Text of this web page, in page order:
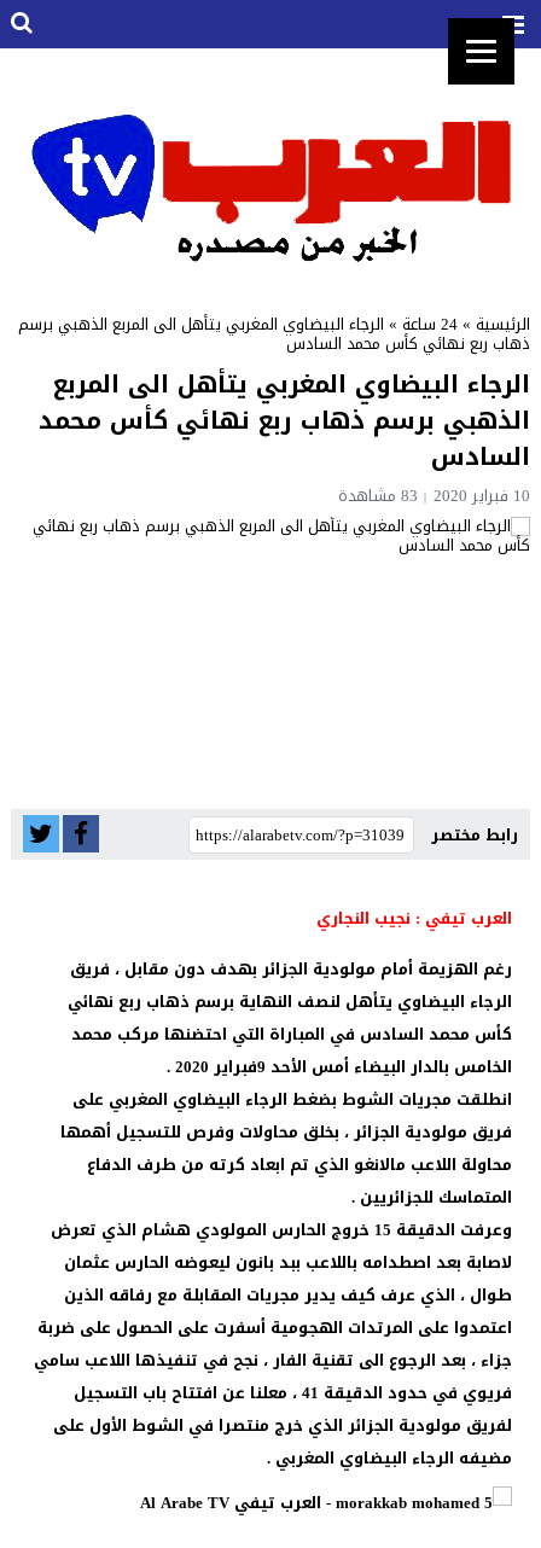
الرئيسية »24 ساعة »الرجاء البيضاوي المغربي يتأهل الى المربع الذهبي برسم
ذهاب ربع نهائي كأس محمد السادس
الرجاء البيضاوي المغربي يتأهل الى المربع
الذهبي برسم ذهاب ربع نهائي كأس محمد
السادس
10 فبراير 2020 83 مشاهدة
رابط مختصر
العرب تيفي : نجيب النجاري
رغم الهزيمة أمام مولودية الجزائر بهدف دون مقابل ، فريق
الرجاء البيضاوي يتأهل لنصف النهاية برسم ذهاب ربع نهائي
كأس محمد السادس في المباراة التي احتضنها مركب محمد
الخامس بالدار البيضاء أمس الأحد 9فبراير 2020 .
انطلقت مجريات الشوط بضغط الرجاء البيضاوي المغربي على
فريق مولودية الجزائر ، بخلق محاولات وفرص للتسجيل أهمها
محاولة اللاعب مالانغو الذي تم ابعاد كرته من طرف الدفاع
المتماسك للجزائريين .
وعرفت الدقيقة 15 خروج الحارس المولودي هشام الذي تعرض
لاصابة بعد اصطدامه باللاعب ببد بانون ليعوضه الحارس عثمان
طوال ، الذي عرف كيف يدير مجريات المقابلة مع رفاقه الذين
اعتمدوا على المرتدات الهجومية أسفرت على الحصول على ضربة
جزاء ، بعد الرجوع الى تقنية الفار ، نجح في تنفيذها اللاعب سامي
فريوي في حدود الدقيقة 41 ، معلنا عن افتتاح باب التسجيل
لفريق مولودية الجزائر الذي خرج منتصرا في الشوط الأول على
مضيفه الرجاء البيضاوي المغربي .